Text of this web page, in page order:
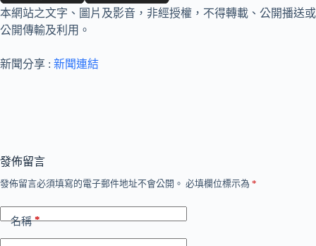
本網站之文字、圖片及影音，非經授權，不得轉載、公開播送或
公開傳輸及利用。
新聞分享 : 新聞連結
發佈留言
發佈留言必須填寫的電子郵件地址不會公開。 必填欄位標示為 *
名稱*